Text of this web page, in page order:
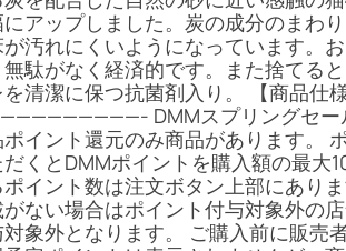
アップしました。炭の成分のまわ
汚れにくいようになっています。
駄がなく経済的です。また捨てる
清潔に保つ抗菌剤入り。 【商品仕
DMMスプリングセー
イント還元のみ商品があります。
くとDMMポイントを購入額の最大
イント数は注文ボタン上部にあり
ない場合はポイント付与対象外の
象外となります。 ご購入前に販売